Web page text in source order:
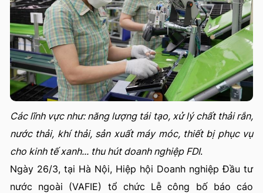
Các lĩnh vực như: năng lượng tái tạo, xử lý chất thải rắn,
nước thải, khí thải, sản xuất máy móc, thiết bị phục vụ
cho kinh tế xanh... thu hút doanh nghiệp FDI.
Ngày 26/3, tại Hà Nội, Hiệp hội Doanh nghiệp Đầu tư
nước ngoài (VAFIE) tổ chức Lễ công bố báo cáo